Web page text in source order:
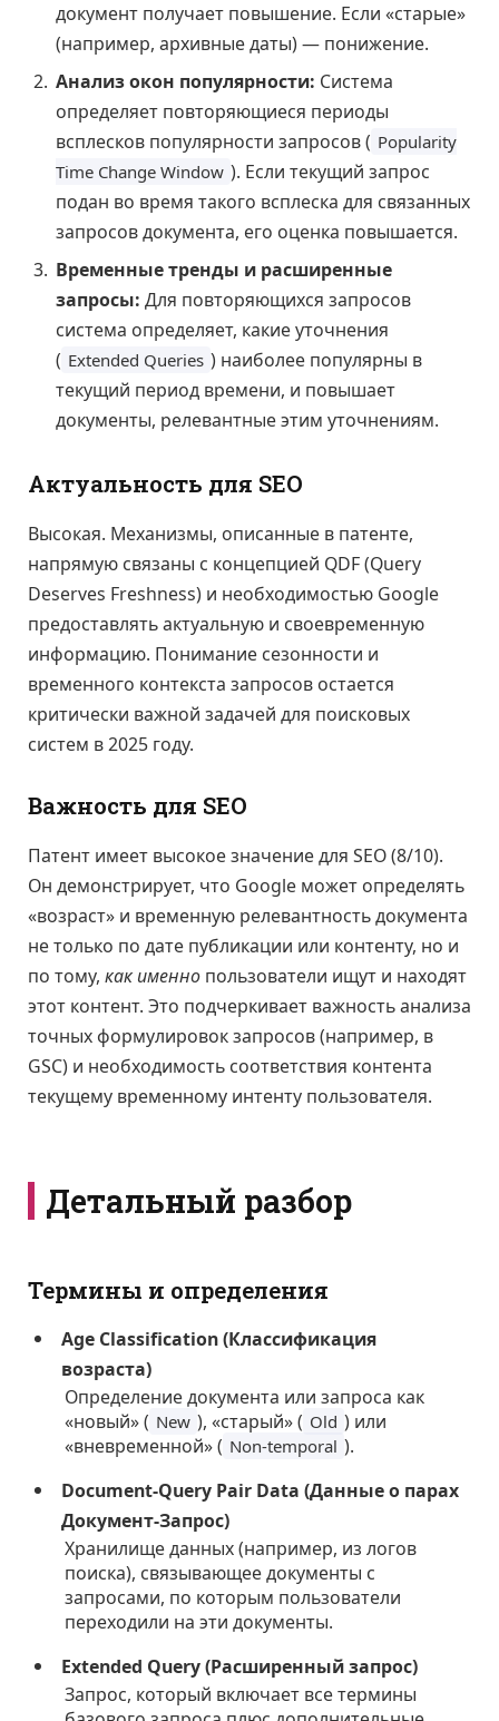
документ получает повышение. Если «старые»
(например, архивные даты) — понижение.
Анализ окон популярности: Система
определяет повторяющиеся периоды
всплесков популярности запросов ( Popularity
Time Change Window ). Если текущий запрос
подан во время такого всплеска для связанных
запросов документа, его оценка повышается.
Временные тренды и расширенные
запросы: Для повторяющихся запросов
система определяет, какие уточнения
( Extended Queries ) наиболее популярны в
текущий период времени, и повышает
документы, релевантные этим уточнениям.
Актуальность для SEO
Высокая. Механизмы, описанные в патенте,
напрямую связаны с концепцией QDF (Query
Deserves Freshness) и необходимостью Google
предоставлять актуальную и своевременную
информацию. Понимание сезонности и
временного контекста запросов остается
критически важной задачей для поисковых
систем в 2025 году.
Важность для SEO
Патент имеет высокое значение для SEO (8/10).
Он демонстрирует, что Google может определять
«возраст» и временную релевантность документа
не только по дате публикации или контенту, но и
по тому, как именно пользователи ищут и находят
этот контент. Это подчеркивает важность анализа
точных формулировок запросов (например, в
GSC) и необходимость соответствия контента
текущему временному интенту пользователя.
Детальный разбор
Термины и определения
Age Classification (Классификация
возраста)
Определение документа или запроса как
«новый» ( New ), «старый» ( Old ) или
«вневременной» ( Non-temporal ).
Document-Query Pair Data (Данные о парах
Документ-Запрос)
Хранилище данных (например, из логов
поиска), связывающее документы с
запросами, по которым пользователи
переходили на эти документы.
Extended Query (Расширенный запрос)
Запрос, который включает все термины